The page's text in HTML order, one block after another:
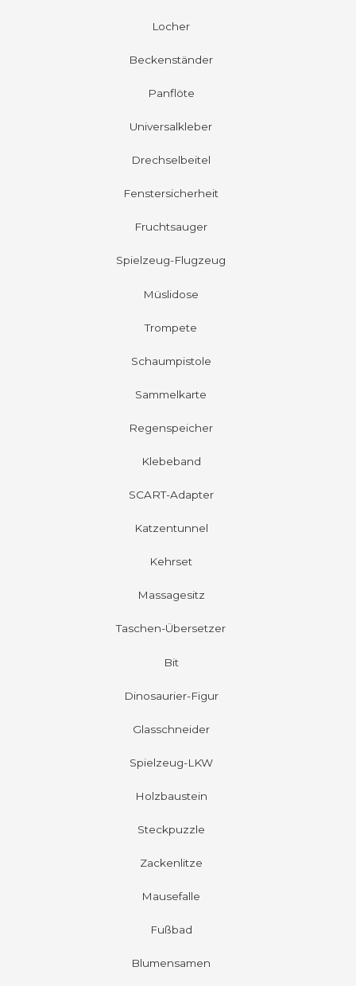
Locher
Beckenständer
Panflöte
Universalkleber
Drechselbeitel
Fenstersicherheit
Fruchtsauger
Spielzeug-Flugzeug
Müslidose
Trompete
Schaumpistole
Sammelkarte
Regenspeicher
Klebeband
SCART-Adapter
Katzentunnel
Kehrset
Massagesitz
Taschen-Übersetzer
Bit
Dinosaurier-Figur
Glasschneider
Spielzeug-LKW
Holzbaustein
Steckpuzzle
Zackenlitze
Mausefalle
Fußbad
Blumensamen